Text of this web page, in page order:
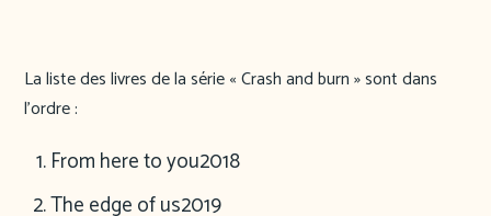
La liste des livres de la série « Crash and burn » sont dans
l’ordre :
From here to you2018
The edge of us2019